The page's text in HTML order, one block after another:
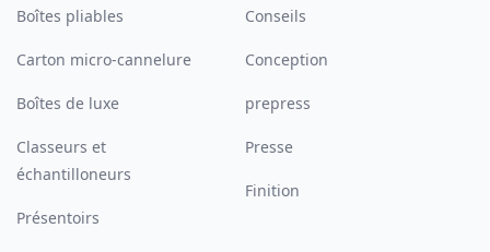
Boîtes pliables
Carton micro-cannelure
Boîtes de luxe
Classeurs et
échantilloneurs
Présentoirs
Conseils
Conception
prepress
Presse
Finition